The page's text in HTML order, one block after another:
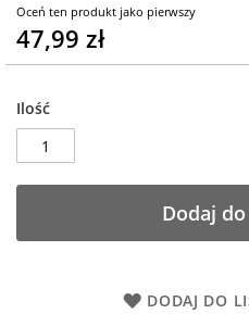
Oceń ten produkt jako pierwszy
47,99 zł
Ilość
Dodaj
DODAJ DO